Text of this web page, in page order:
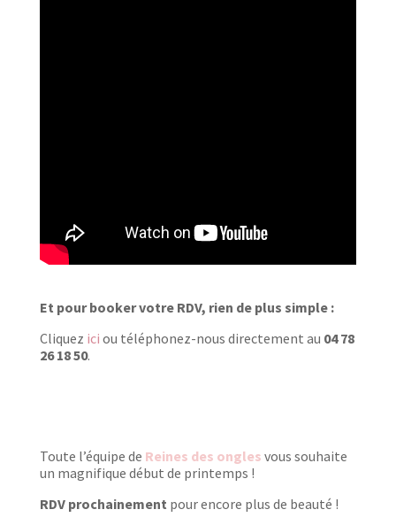
Et pour booker votre RDV, rien de plus simple :
Cliquez ici ou téléphonez-nous directement au 04 78
26 18 50.
Toute l’équipe de Reines des ongles vous souhaite
un magnifique début de printemps !
RDV prochainement pour encore plus de beauté !